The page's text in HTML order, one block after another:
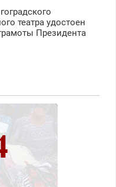
театра удостоен
Президента